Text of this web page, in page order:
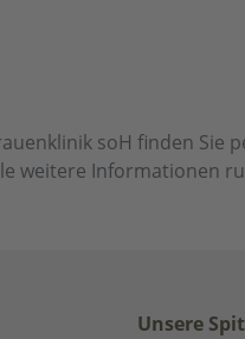
soH finden Sie
weitere Informationen
Unsere